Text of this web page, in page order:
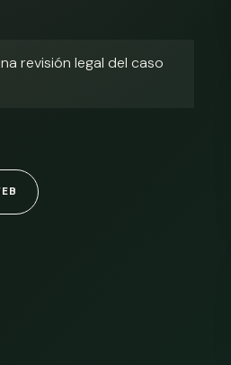
revisión legal del caso